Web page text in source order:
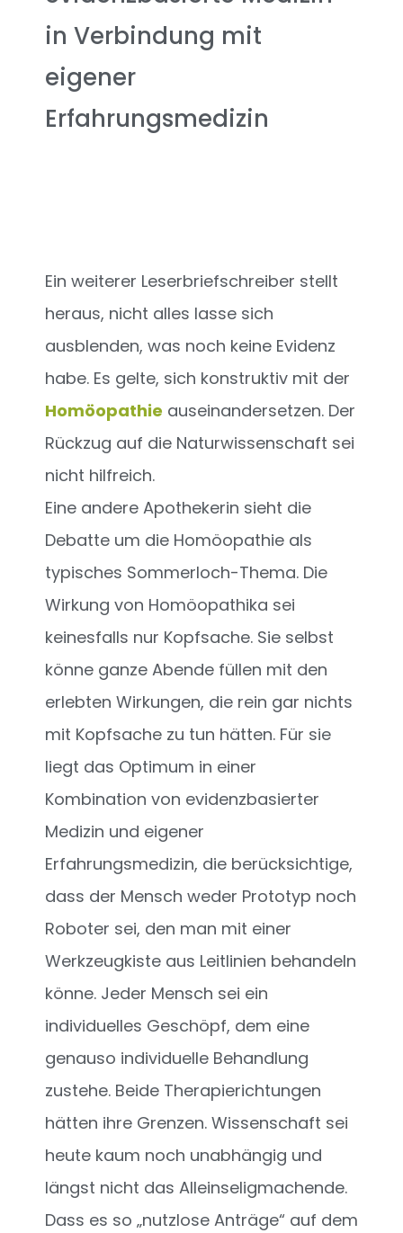
in Verbindung mit
eigener
Erfahrungsmedizin
Ein weiterer Leserbriefschreiber stellt
heraus, nicht alles lasse sich
ausblenden, was noch keine Evidenz
habe. Es gelte, sich konstruktiv mit der
Homöopathie auseinandersetzen. Der
Rückzug auf die Naturwissenschaft sei
nicht hilfreich.
Eine andere Apothekerin sieht die
Debatte um die Homöopathie als
typisches Sommerloch-Thema. Die
Wirkung von Homöopathika sei
keinesfalls nur Kopfsache. Sie selbst
könne ganze Abende füllen mit den
erlebten Wirkungen, die rein gar nichts
mit Kopfsache zu tun hätten. Für sie
liegt das Optimum in einer
Kombination von evidenzbasierter
Medizin und eigener
Erfahrungsmedizin, die berücksichtige,
dass der Mensch weder Prototyp noch
Roboter sei, den man mit einer
Werkzeugkiste aus Leitlinien behandeln
könne. Jeder Mensch sei ein
individuelles Geschöpf, dem eine
genauso individuelle Behandlung
zustehe. Beide Therapierichtungen
hätten ihre Grenzen. Wissenschaft sei
heute kaum noch unabhängig und
längst nicht das Alleinseligmachende.
Dass es so „nutzlose Anträge“ auf dem